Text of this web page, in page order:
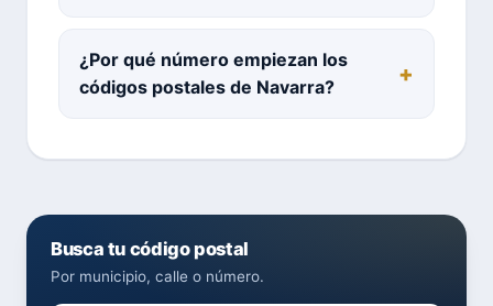
¿Por qué número empiezan los
códigos postales de Navarra?
Busca tu código postal
Por municipio, calle o número.